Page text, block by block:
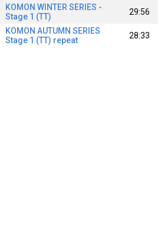
KOMON WINTER SERIES -
Stage 1 (TT)
29:56
KOMON AUTUMN SERIES
Stage 1 (TT) repeat
28:33